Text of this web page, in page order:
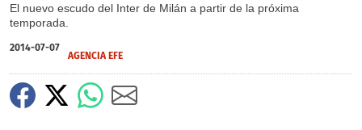
El nuevo escudo del Inter de Milán a partir de la próxima
temporada.
2014-07-07
AGENCIA EFE